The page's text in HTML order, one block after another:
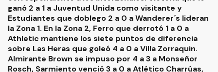
ganó 2 a 1 a Juventud Unida como visitante y
Estudiantes que doblego 2 a 0 a Wanderer´s lideran
la Zona 1. En la Zona 2, Ferro que derrotó 1 a 0 a
Athletic mantiene los siete puntos de diferencia
sobre Las Heras que goleó 4 a 0 a Villa Zorraquin.
Almirante Brown se impuso por 4 a 3 a Monseñor
Rosch, Sarmiento venció 3 a 0 a Atlético Charrúas,